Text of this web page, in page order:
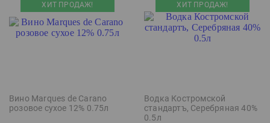
ХИТ ПРОДАЖ!
Вино Marques de Carano
розовое сухое 12% 0.75л
ХИТ ПРОДАЖ!
Водка Костромской
стандартъ, Серебряная 40%
0.5л